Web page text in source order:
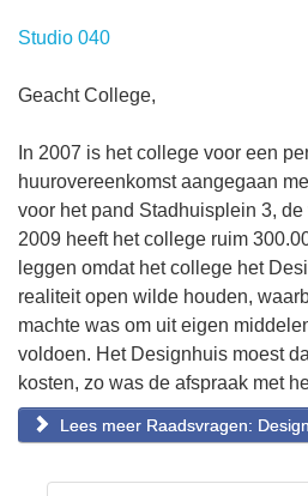
Studio 040
Geacht College,
In 2007 is het college voor een
huurovereenkomst aangegaan
voor het pand Stadhuisplein 3,
2009 heeft het college ruim
leggen omdat het college het
realiteit open wilde houden,
machte was om uit eigen
voldoen. Het Designhuis moest
kosten, zo was de afspraak met
Lees meer Raadsvragen: